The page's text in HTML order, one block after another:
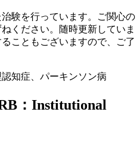
験を行っています。ご関心の
ください。随時更新していま
こともございますので、ご了
知症、 パーキンソン病
：Institutional